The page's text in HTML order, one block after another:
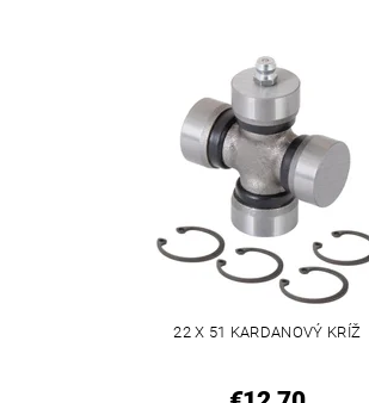
22 X 51 KARDANOVÝ KRÍŽ